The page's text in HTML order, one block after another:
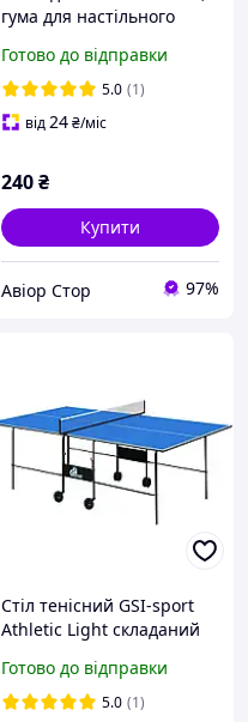
гума для настільного
Готово до відправки
5.0 (1)
від24₴/міс
240₴
Купити
Авіор Стор 97%
Стіл тенісний GSI-sport
Athletic Light складаний
274 × 152,5 × 76 см, Синій
Готово до відправки
5.0 (1)